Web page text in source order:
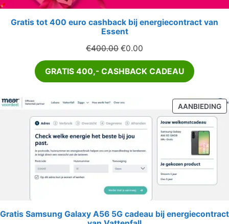
Gratis tot 400 euro cashback bij energiecontract van
Essent
€400.00 Oorspronkelijke
prijs
was:
€400.00.
€0.00
prijs
is:
€0.00.
GRATIS 400,- CASHBACK CADEAU
AANBIEDING
IN
Gratis Samsung Galaxy A56 5G cadeau bij energiecontract